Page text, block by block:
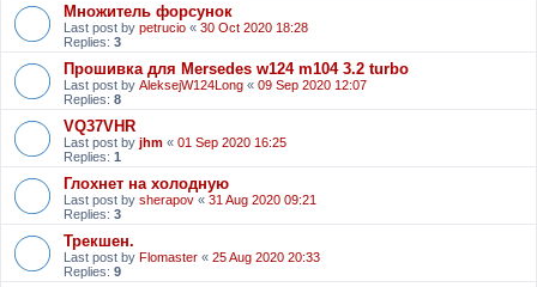
Множитель форсунок
Last post by petrucio « 30 Oct 2020 18:28
Replies: 3
Прошивка для Mersedes w124 m104 3.2 turbo
Last post by AleksejW124Long « 09 Sep 2020 12:07
Replies: 8
VQ37VHR
Last post by jhm « 01 Sep 2020 16:25
Replies: 1
Глохнет на холодную
Last post by sherapov « 31 Aug 2020 09:21
Replies: 3
Трекшен.
Last post by Flomaster « 25 Aug 2020 20:33
Replies: 9